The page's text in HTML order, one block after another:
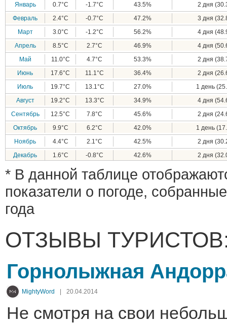
Январь
0.7°C -1.7°C 43.5%
2 дня
Февраль
2.4°C -0.7°C 47.2%
3 дня
Март
3.0°C -1.2°C 56.2%
4 дня
Апрель
8.5°C 2.7°C 46.9%
4 дня
Май
11.0°C 4.7°C 53.3%
2 дня
Июнь
17.6°C 11.1°C 36.4%
2 дня
Июль
19.7°C 13.1°C 27.0%
1 день
Август
19.2°C 13.3°C 34.9%
4 дня
Сентябрь
12.5°C 7.8°C 45.6%
2 дня
Октябрь
9.9°C 6.2°C 42.0%
1 день
Ноябрь
4.4°C 2.1°C 42.5%
2 дня
Декабрь
1.6°C -0.8°C 42.6% 2 дня
* В данной таблице
показатели о погоде,
года
ОТЗЫВЫ
Горнолыжная
MightyWord | 20.04.2014
Не смотря на свои